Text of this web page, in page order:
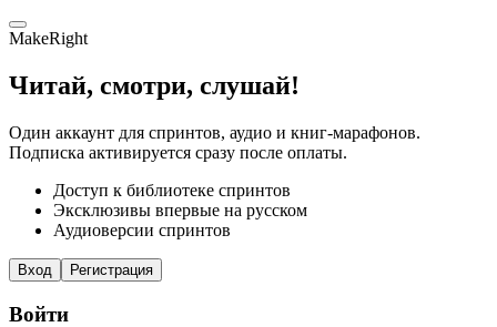
MakeRight
Читай, смотри, слушай!
Один аккаунт для спринтов, аудио и книг-марафонов.
Подписка активируется сразу после оплаты.
Доступ к библиотеке спринтов
Эксклюзивы впервые на русском
Аудиоверсии спринтов
Вход Регистрация
Войти